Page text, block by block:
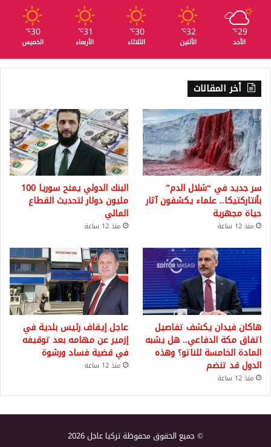
29
℃
الأحد
32
℃
الأثنين
30
℃
الثلاثاء
31
℃
الأربعاء
30
℃
الخميس
أخر المقالات
سر جديد في “شلال الدم”
بأنتاركتيكا.. علماء يكشفون آثار
حياة مجهرية
منذ 12 ساعة
البنك الدولي يمنح سوريا 100
مليون دولار لتحديث القطاع
المالي
منذ 12 ساعة
هاكان فيدان يكشف تفاصيل
اتفاق مكة الدفاعي.. هل يشبه
المادة الخامسة للناتو؟ وهذه
الدول قد تنضم
منذ 12 ساعة
عاجل إيقاف رئيس بلدية في
إزمير عن مهامه بعد توقيفه
في قضية فساد ورشوة
منذ 12 ساعة
© جميع الحقوق محفوظة تركيا عاجل 2026